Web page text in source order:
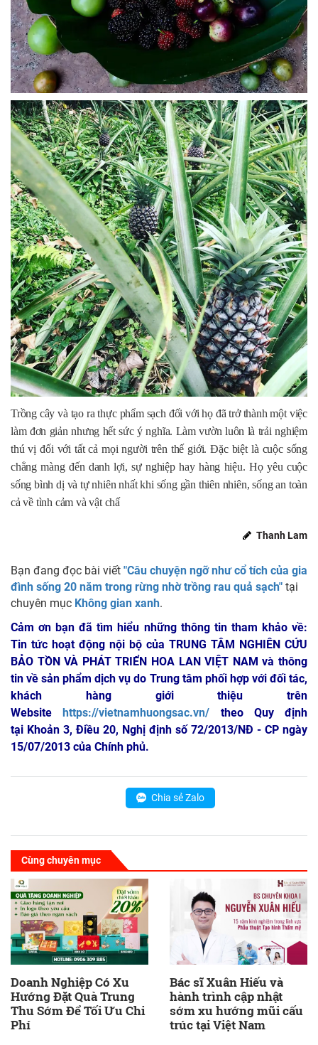
Trồng cây và tạo ra thực phẩm sạch đối với họ đã trở thành một việc
làm đơn giản nhưng hết sức ý nghĩa. Làm vườn luôn là trải nghiệm
thú vị đối với tất cả mọi người trên thế giới. Đặc biệt là cuộc sống
chẳng màng đến danh lợi, sự nghiệp hay hàng hiệu. Họ yêu cuộc
sống bình dị và tự nhiên nhất khi sống gần thiên nhiên, sống an toàn
cả về tình cảm và vật chấ
Thanh Lam
Bạn đang đọc bài viết "Câu chuyện ngỡ như cổ tích của gia
đình sống 20 năm trong rừng nhờ trồng rau quả sạch" tại
chuyên mục Không gian xanh.
Cảm ơn bạn đã tìm hiểu những thông tin tham khảo về:
Tin tức hoạt động nội bộ của TRUNG TÂM NGHIÊN CỨU
BẢO TỒN VÀ PHÁT TRIỂN HOA LAN VIỆT NAM và thông
tin về sản phẩm dịch vụ do Trung tâm phối hợp với đối tác,
khách hàng giới thiệu trên
Websitehttps://vietnamhuongsac.vn/ theo Quy định
tại Khoản 3, Điều 20, Nghị định số 72/2013/NĐ - CP ngày
15/07/2013 của Chính phủ.
Chia sẻ Zalo
Cùng chuyên mục
Doanh Nghiệp Có Xu
Hướng Đặt Quà Trung
Thu Sớm Để Tối Ưu Chi
Phí
Bác sĩ Xuân Hiếu và
hành trình cập nhật
sớm xu hướng mũi cấu
trúc tại Việt Nam